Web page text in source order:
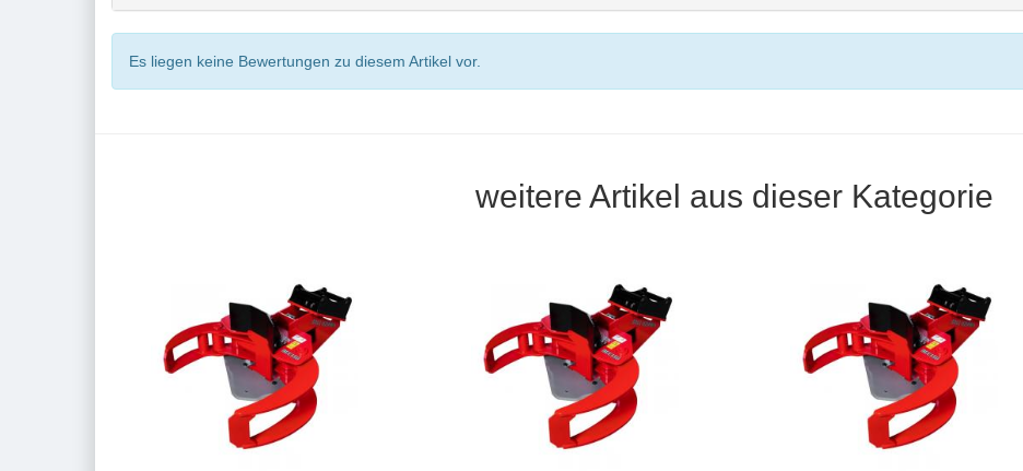
Es liegen keine Bewertungen zu diesem Artikel vor.
weitere Artikel aus dieser Kategorie